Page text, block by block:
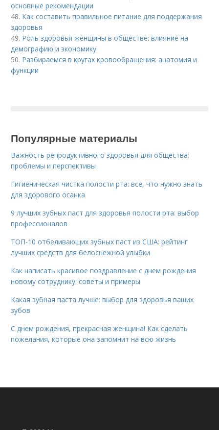
основные рекомендации
48. Как составить правильное питание для поддержания
здоровья
49. Роль здоровья женщины в обществе: влияние на
демографию и экономику
50. Разбираемся в кругах кровообращения: анатомия и
функции
Популярные материалы
Важность репродуктивного здоровья для общества:
проблемы и перспективы
Гигиеническая чистка полости рта: все, что нужно знать
для здорового осанка
9 лучших зубных паст для здоровья полости рта: выбор
профессионалов
ТОП-10 отбеливающих зубных паст из США: рейтинг
лучших средств для белоснежной улыбки
Как написать красивое поздравление с днем рождения
новому сотруднику: советы и примеры
Какая зубная паста лучше: выбор для здоровья ваших
зубов
С днем рождения, прекрасная женщина! Как сделать
пожелания, которые она запомнит на всю жизнь